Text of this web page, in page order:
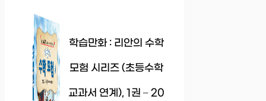
학습만화 : 리안의 수학
모험 시리즈 (초등수학
교과서 연계), 1권 – 20